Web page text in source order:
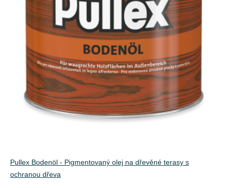
Pullex Bodenöl - Pigmentovaný olej na dřevěné terasy s
ochranou dřeva